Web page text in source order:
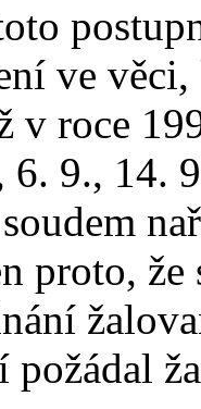
ve věci,
v roce
9., 14.
proto,
požádal